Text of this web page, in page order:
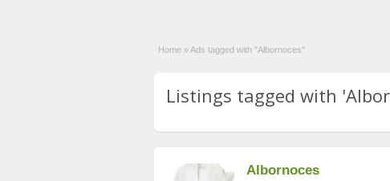
Home »Ads tagged with "Albornoces"
Listings tagged with
Albornoces